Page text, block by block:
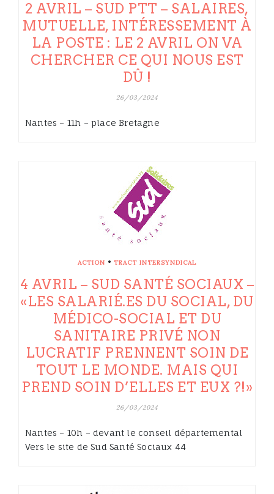
2 AVRIL – SUD PTT – SALAIRES,
MUTUELLE, INTÉRESSEMENT À
LA POSTE : LE 2 AVRIL ON VA
CHERCHER CE QUI NOUS EST
DÛ !
26/03/2024
Nantes – 11h – place Bretagne
ACTION • TRACT INTERSYNDICAL
4 AVRIL – SUD SANTÉ SOCIAUX –
«LES SALARIÉ.ES DU SOCIAL, DU
MÉDICO-SOCIAL ET DU
SANITAIRE PRIVÉ NON
LUCRATIF PRENNENT SOIN DE
TOUT LE MONDE. MAIS QUI
PREND SOIN D’ELLES ET EUX ?!»
26/03/2024
Nantes – 10h – devant le conseil départemental
Vers le site de Sud Santé Sociaux 44